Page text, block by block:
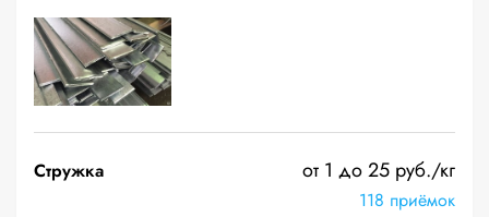
Стружка от 1 до 25 руб./кг
118 приёмок